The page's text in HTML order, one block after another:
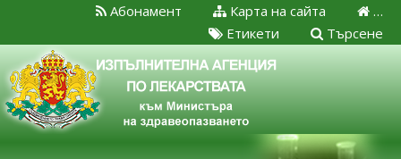
…
Карта на сайта
Абонамент
Търсене
Етикети